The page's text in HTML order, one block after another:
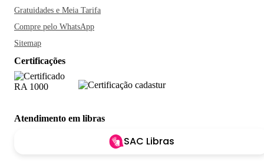
Gratuidades e Meia Tarifa
Compre pelo WhatsApp
Sitemap
Certificações
Atendimento em libras
SAC Libras